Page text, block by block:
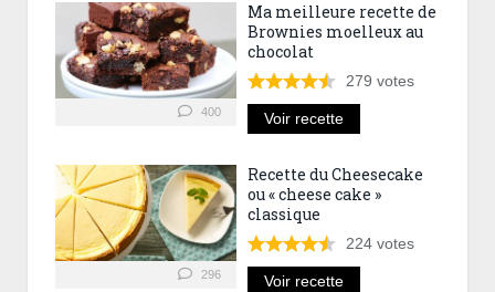
400
Ma meilleure recette de
Brownies moelleux au
chocolat
279 votes
Voir recette
296
Recette du Cheesecake
ou « cheese cake »
classique
224 votes
Voir recette